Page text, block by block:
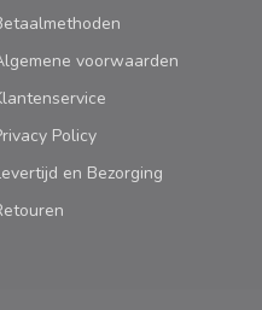
voorwaarden
Policy
en Bezorging